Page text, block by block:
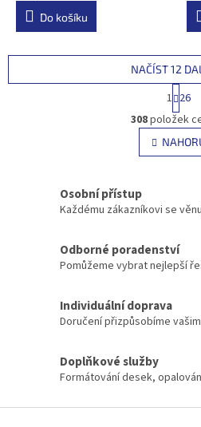
Do košíku
O
v
l
á
c
r
v
ý
s
u
NAČÍST 12
t
r
á
n
k
n
1 26
308položek
Osobní přístup
Každému zákazníkovi se
Odborné poradenství
Pomůžeme vybrat nejlepší
Individuální doprava
Doručení přizpůsobíme
Doplňkové služby
Formátování desek,